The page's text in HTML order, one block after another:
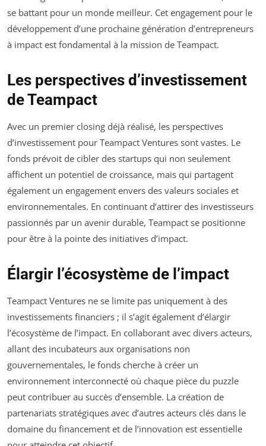
se battant pour un monde meilleur. Cet engagement pour le
développement d’une prochaine génération d’entrepreneurs
à impact est fondamental à la mission de Teampact.
Les perspectives d’investissement
de Teampact
Avec un premier closing déjà réalisé, les perspectives
d’investissement pour Teampact Ventures sont vastes. Le
fonds prévoit de cibler des startups qui non seulement
affichent un potentiel de croissance, mais qui partagent
également un engagement envers des valeurs sociales et
environnementales. En continuant d’attirer des investisseurs
passionnés par un avenir durable, Teampact se positionne
pour être à la pointe des initiatives d’impact.
Élargir l’écosystème de l’impact
Teampact Ventures ne se limite pas uniquement à des
investissements financiers ; il s’agit également d’élargir
l’écosystème de l’impact. En collaborant avec divers acteurs,
allant des incubateurs aux organisations non
gouvernementales, le fonds cherche à créer un
environnement interconnecté où chaque pièce du puzzle
peut contribuer au succès d’ensemble. La création de
partenariats stratégiques avec d’autres acteurs clés dans le
domaine du financement et de l’innovation est essentielle